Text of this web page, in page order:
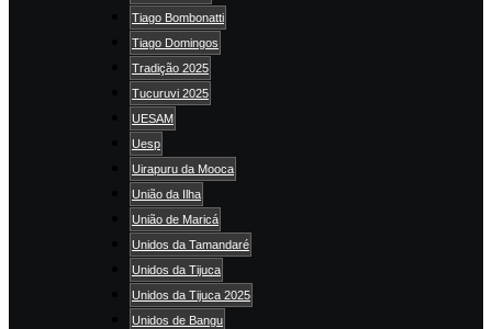
Tiago Bombonatti
Tiago Domingos
Tradição 2025
Tucuruvi 2025
UESAM
Uesp
Uirapuru da Mooca
União da Ilha
União de Maricá
Unidos da Tamandaré
Unidos da Tijuca
Unidos da Tijuca 2025
Unidos de Bangu